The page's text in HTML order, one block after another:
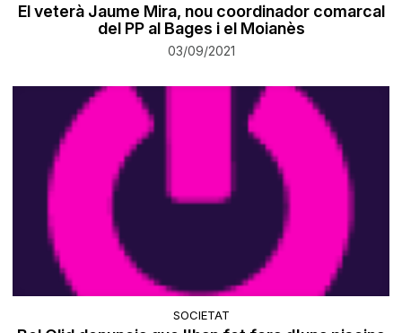
El veterà Jaume Mira, nou coordinador comarcal
del PP al Bages i el Moianès
03/09/2021
SOCIETAT